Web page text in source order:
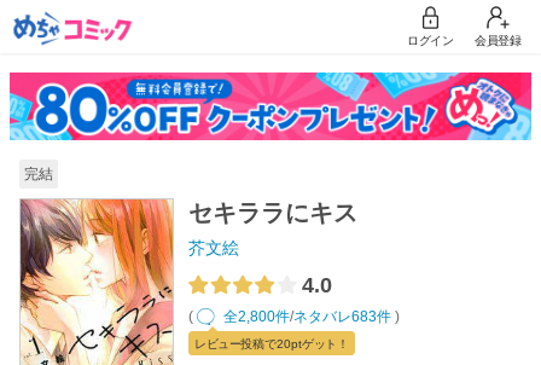
ログイン 会員登録
完結
セキララにキス
芥文絵
4.0
( 全2,800件/ネタバレ683件 )
レビュー投稿で20ptゲット！